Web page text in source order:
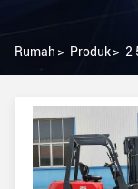
Rumah > Produk>